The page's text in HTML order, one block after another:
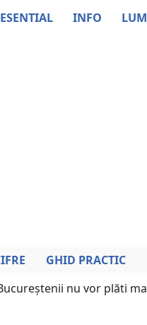
ESENTIAL INFO
GHID PRACTIC
nu vor plăti